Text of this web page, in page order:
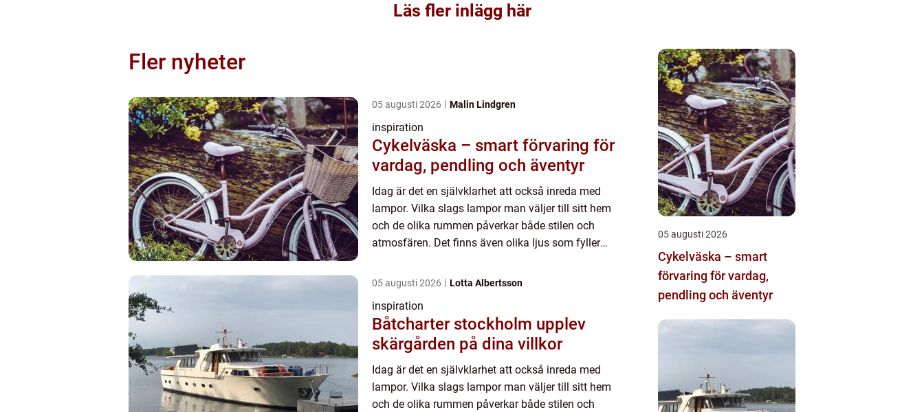
Läs fler inlägg här
Fler nyheter
05 augusti 2026 Malin Lindgren
inspiration
Cykelväska – smart förvaring för
vardag, pendling och äventyr
Idag är det en självklarhet att också inreda med
lampor. Vilka slags lampor man väljer till sitt hem
och de olika rummen påverkar både stilen och
atmosfären. Det finns även olika ljus som fyller
05 augusti 2026 Lotta Albertsson
inspiration
Båtcharter stockholm upplev
skärgården på dina villkor
Idag är det en självklarhet att också inreda med
lampor. Vilka slags lampor man väljer till sitt hem
och de olika rummen påverkar både stilen och
05 augusti 2026
Cykelväska – smart
förvaring för vardag,
pendling och äventyr